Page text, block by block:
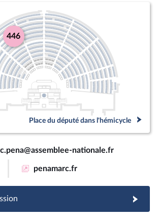
446
Place du député dans l'hémicycle
nationale.fr
penamarc.fr